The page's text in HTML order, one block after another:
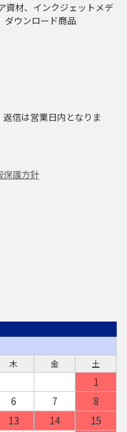
資材、インクジェットメデ
ダウンロード商品
返信は営業日内となりま
保護方針
木 金 土
1
6 7
8
13 14
15